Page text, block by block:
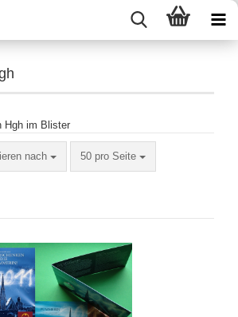
Hgh im Blister
nach 50 pro Seite